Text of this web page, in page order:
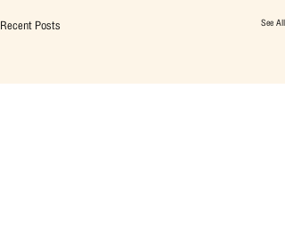
Recent Posts See All